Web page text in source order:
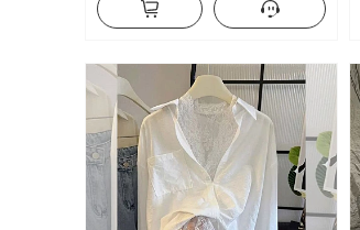
Cor sólida Versátil Ajustado Efeito
emagrecedor Top